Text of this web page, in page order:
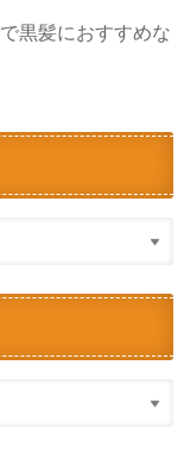
黒髪におすすめな